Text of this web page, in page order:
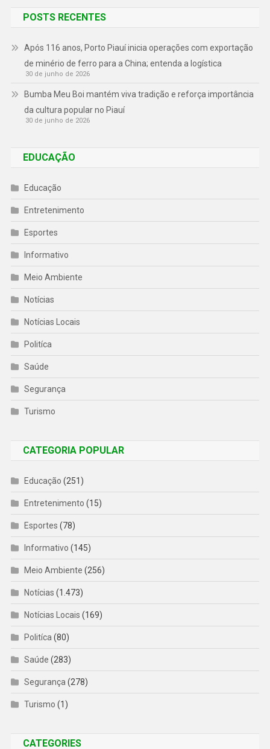
POSTS RECENTES
Após 116 anos, Porto Piauí inicia operações com exportação
de minério de ferro para a China; entenda a logística
30 de junho de 2026
Bumba Meu Boi mantém viva tradição e reforça importância
da cultura popular no Piauí
30 de junho de 2026
EDUCAÇÃO
Educação
Entretenimento
Esportes
Informativo
Meio Ambiente
Notícias
Notícias Locais
Politíca
Saúde
Segurança
Turismo
CATEGORIA POPULAR
Educação (251)
Entretenimento (15)
Esportes (78)
Informativo (145)
Meio Ambiente (256)
Notícias (1.473)
Notícias Locais (169)
Politíca (80)
Saúde (283)
Segurança (278)
Turismo (1)
CATEGORIES